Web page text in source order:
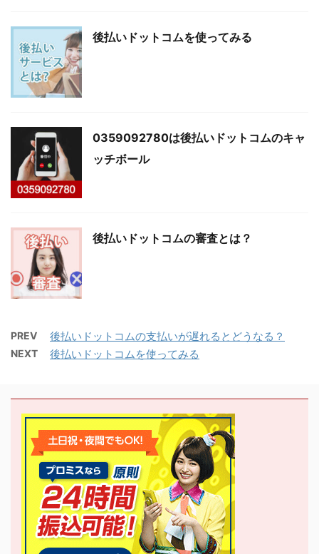
後払いドットコムを使ってみる
0359092780は後払いドットコムのキャ
ッチボール
後払いドットコムの審査とは？
PREV 後払いドットコムの支払いが遅れるとどうなる？
NEXT 後払いドットコムを使ってみる